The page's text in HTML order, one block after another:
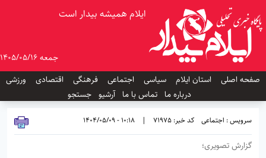
ایلام همیشه بیدار است
جمعه 1405/05/16
صفحه اصلی
استان ایلام سیاسی اجتماعی فرهنگی اقتصادی
ورزشی
درباره ما تماس با ما آرشیو جستجو
سرویس : اجتماعی کد خبر: 71975 |
10:18 - 1404/05/09
گزارش تصویری؛